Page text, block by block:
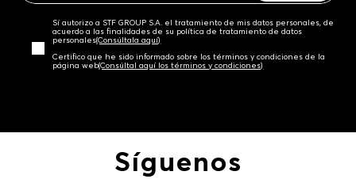
Sí autorizo a STF GROUP S.A. el tratamiento de mis datos personales, de
acuerdo a las finalidades de su política de tratamiento de datos
personales‎(Consúltala aquí)
Certifico que he sido informado sobre los términos y condiciones de la
página web‎(Consúltal aquí los términos y condiciones)
Síguenos